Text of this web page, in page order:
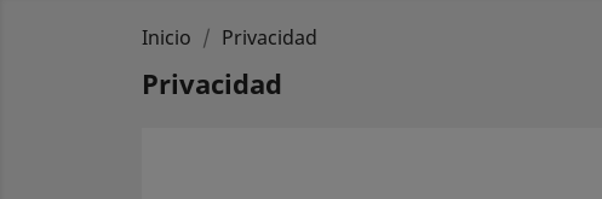
Inicio Privacidad
Privacidad